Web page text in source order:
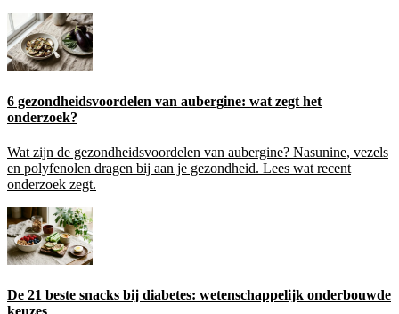
6 gezondheidsvoordelen van aubergine: wat zegt het
onderzoek?
Wat zijn de gezondheidsvoordelen van aubergine? Nasunine, vezels
en polyfenolen dragen bij aan je gezondheid. Lees wat recent
onderzoek zegt.
De 21 beste snacks bij diabetes: wetenschappelijk onderbouwde
keuzes